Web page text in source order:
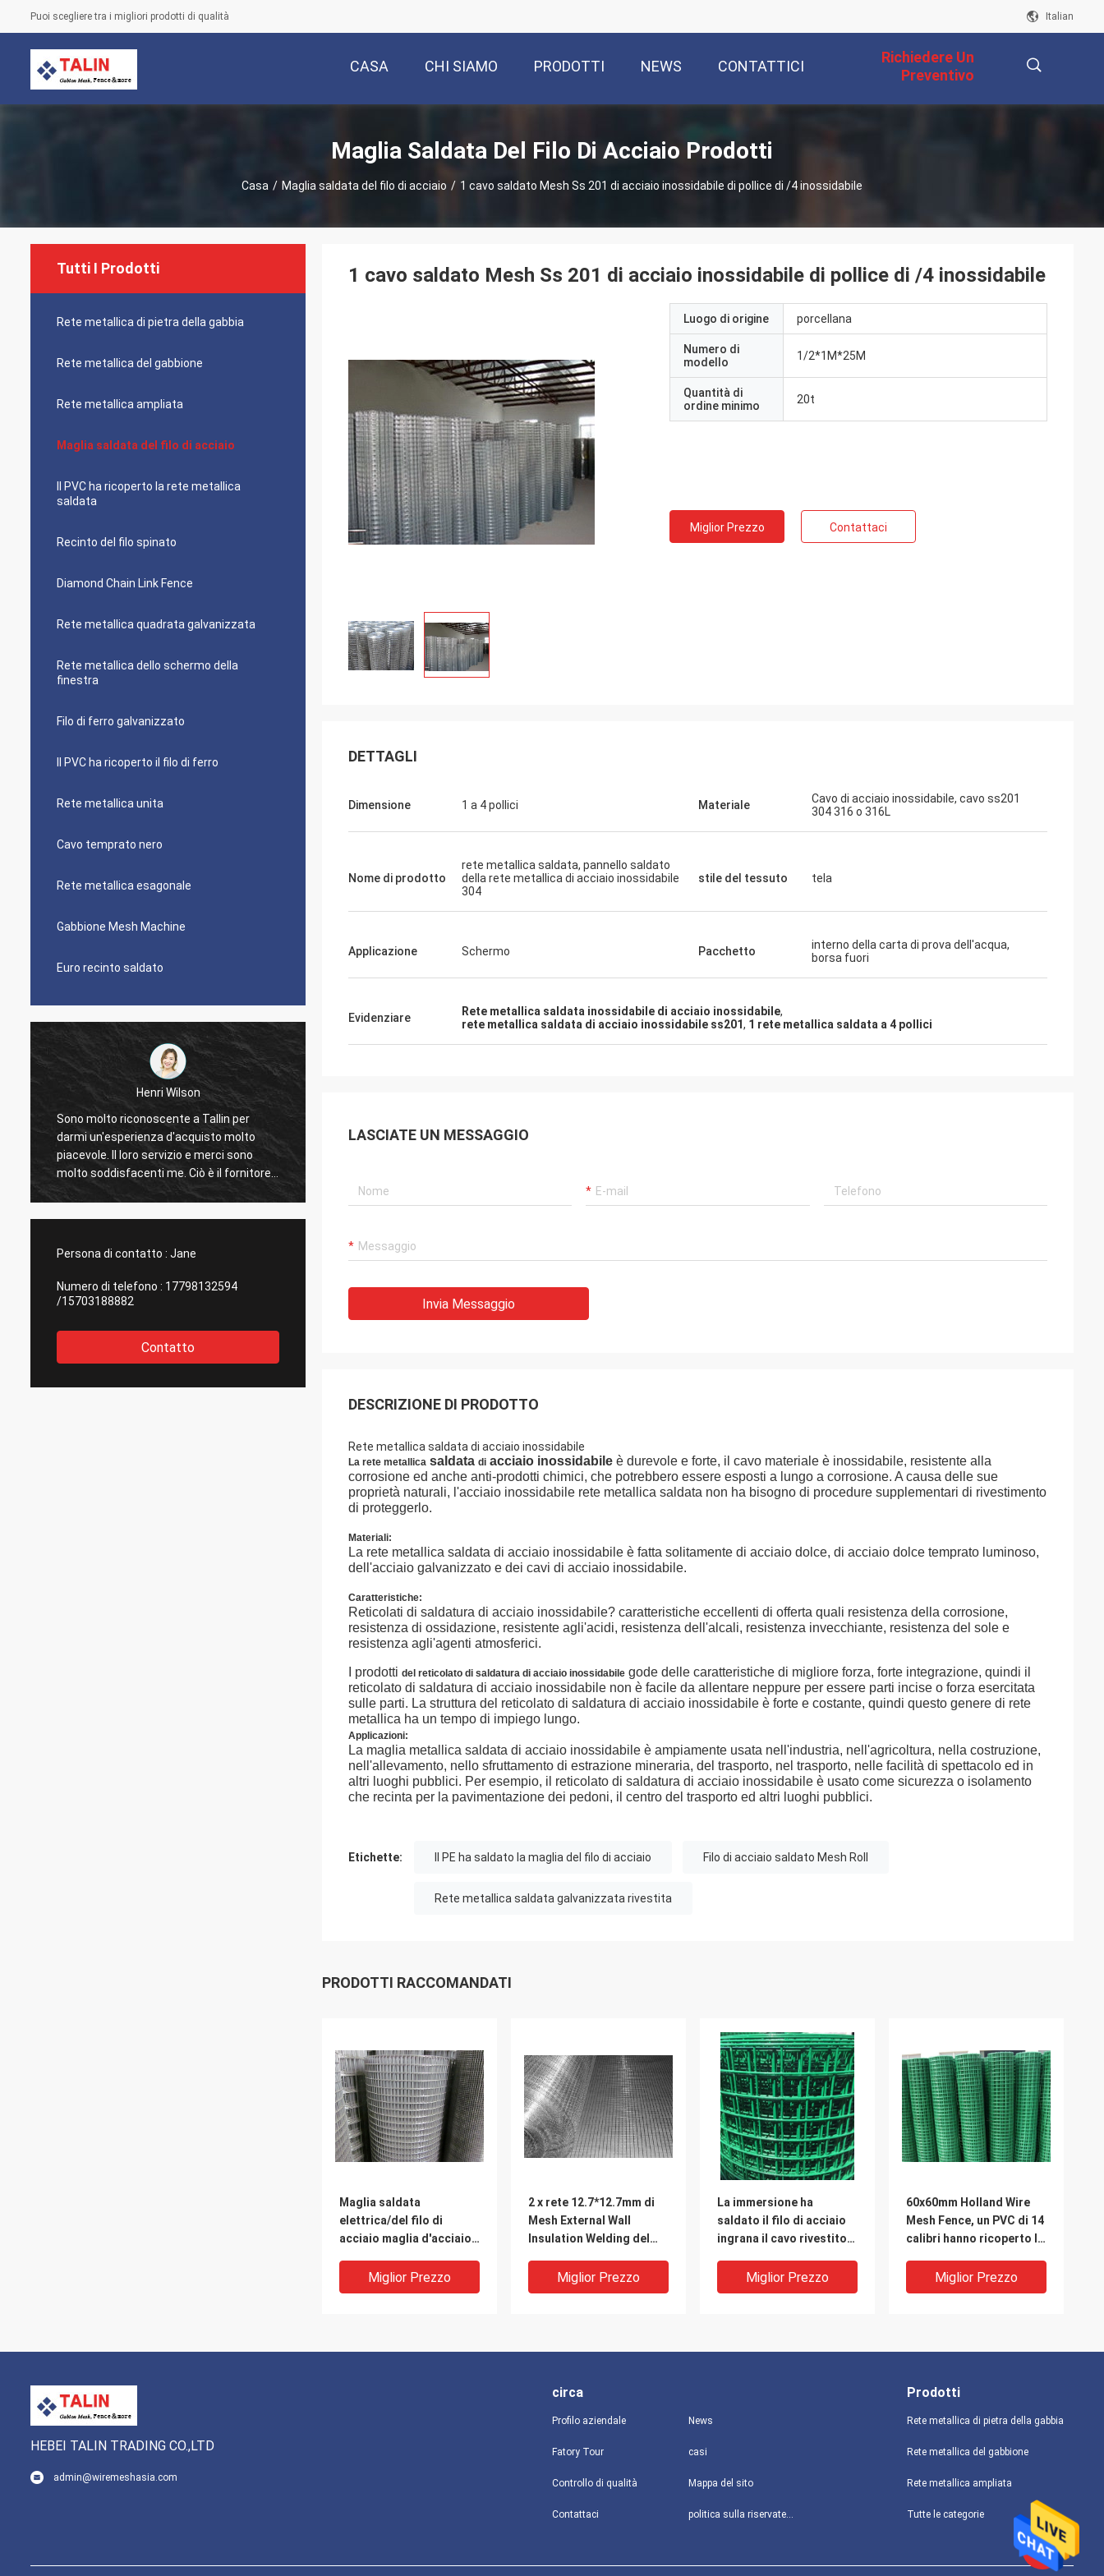
Puoi scegliere tra i migliori prodotti di qualità Italian
CASA CHI SIAMO PRODOTTI NEWS CONTATTICI
Richiedere Un
Preventivo
Maglia Saldata Del Filo Di Acciaio Prodotti
Casa / Maglia saldata del filo di acciaio / 1 cavo saldato Mesh Ss 201 di acciaio inossidabile di pollice di /4 inossidabile
Tutti I Prodotti
Rete metallica di pietra della gabbia
Rete metallica del gabbione
Rete metallica ampliata
Maglia saldata del filo di acciaio
Il PVC ha ricoperto la rete metallica
saldata
Recinto del filo spinato
Diamond Chain Link Fence
Rete metallica quadrata galvanizzata
Rete metallica dello schermo della
finestra
Filo di ferro galvanizzato
Il PVC ha ricoperto il filo di ferro
Rete metallica unita
Cavo temprato nero
Rete metallica esagonale
Gabbione Mesh Machine
Euro recinto saldato
Henri Wilson
Sono molto riconoscente a Tallin per
darmi un'esperienza d'acquisto molto
piacevole. Il loro servizio e merci sono
molto soddisfacenti me. Ciò è il fornitore
che più soddisfacente ho incontrato e
consegna è molto tempestiva, la qualità
avanti alla cooperazione futura
Persona di contatto : Jane
Numero di telefono : 17798132594
/15703188882
Contatto
1 cavo saldato Mesh Ss 201 di acciaio inossidabile di pollice di /4 inossidabile
Luogo di origine porcellana
Numero di
modello
1/2*1M*25M
Quantità di
ordine minimo
20t
Miglior Prezzo Contattaci
DETTAGLI
Dimensione 1 a 4 pollici Materiale
Cavo di acciaio inossidabile, cavo ss201
304 316 o 316L
Nome di prodotto
rete metallica saldata, pannello saldato
della rete metallica di acciaio inossidabile
304
stile del tessuto tela
Applicazione Schermo Pacchetto
interno della carta di prova dell'acqua,
borsa fuori
Evidenziare Rete metallica saldata inossidabile di acciaio inossidabile,
rete metallica saldata di acciaio inossidabile ss201, 1 rete metallica saldata a 4 pollici
LASCIATE UN MESSAGGIO
Invia Messaggio
DESCRIZIONE DI PRODOTTO
Rete metallica saldata di acciaio inossidabile
La rete metallica saldata di acciaio inossidabile è durevole e forte, il cavo materiale è inossidabile, resistente alla
corrosione ed anche anti-prodotti chimici, che potrebbero essere esposti a lungo a corrosione. A causa delle sue
proprietà naturali, l'acciaio inossidabile rete metallica saldata non ha bisogno di procedure supplementari di rivestimento
di proteggerlo.
Materiali:
La rete metallica saldata di acciaio inossidabile è fatta solitamente di acciaio dolce, di acciaio dolce temprato luminoso,
dell'acciaio galvanizzato e dei cavi di acciaio inossidabile.
Caratteristiche:
Reticolati di saldatura di acciaio inossidabile? caratteristiche eccellenti di offerta quali resistenza della corrosione,
resistenza di ossidazione, resistente agli'acidi, resistenza dell'alcali, resistenza invecchiante, resistenza del sole e
resistenza agli'agenti atmosferici.
I prodotti del reticolato di saldatura di acciaio inossidabile gode delle caratteristiche di migliore forza, forte integrazione, quindi il
reticolato di saldatura di acciaio inossidabile non è facile da allentare neppure per essere parti incise o forza esercitata
sulle parti. La struttura del reticolato di saldatura di acciaio inossidabile è forte e costante, quindi questo genere di rete
metallica ha un tempo di impiego lungo.
Applicazioni:
La maglia metallica saldata di acciaio inossidabile è ampiamente usata nell'industria, nell'agricoltura, nella costruzione,
nell'allevamento, nello sfruttamento di estrazione mineraria, del trasporto, nel trasporto, nelle facilità di spettacolo ed in
altri luoghi pubblici. Per esempio, il reticolato di saldatura di acciaio inossidabile è usato come sicurezza o isolamento
che recinta per la pavimentazione dei pedoni, il centro del trasporto ed altri luoghi pubblici.
Etichette: Il PE ha saldato la maglia del filo di acciaio Filo di acciaio saldato Mesh Roll
Rete metallica saldata galvanizzata rivestita
PRODOTTI RACCOMANDATI
Maglia saldata
elettrica/del filo di
acciaio maglia d'acciaio
6.4mm×6.4mm
Miglior Prezzo
2 x rete 12.7*12.7mm di
Mesh External Wall
Insulation Welding del
galvanizzata 4
Miglior Prezzo
La immersione ha
saldato il filo di acciaio
ingrana il cavo rivestito
PVC di 2.6mm
Miglior Prezzo
60x60mm Holland Wire
Mesh Fence, un PVC di 14
calibri hanno ricoperto la
Miglior Prezzo
la rete metallica saldata
Il PVC nero ha ricoperto il
Rete metallica saldata a
galvanizzata fredda di X
HEBEI TALIN TRADING CO.,LTD
admin@wiremeshasia.com
circa
Profilo aziendale
Fatory Tour
Controllo di qualità
Contattaci
News
casi
Mappa del sito
politica sulla riservatezza
Prodotti
Rete metallica di pietra della gabbia
Rete metallica del gabbione
Rete metallica ampliata
Tutte le categorie